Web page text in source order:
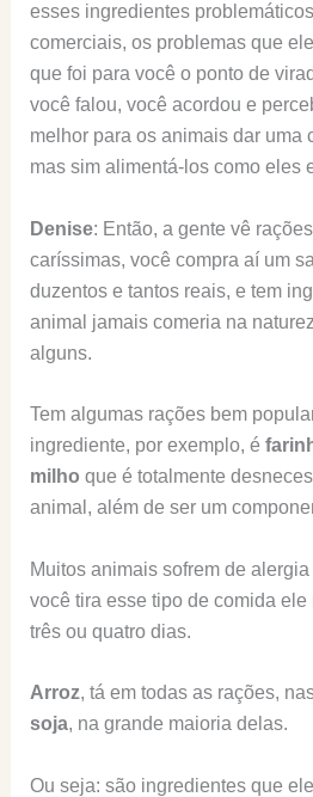
esses ingredientes
comerciais, os problemas que
que foi para você o ponto de
você falou, você acordou e
melhor para os animais dar uma
mas sim alimentá-los como eles
Denise: Então, a gente vê
caríssimas, você compra aí um
duzentos e tantos reais, e tem
animal jamais comeria na
alguns.
Tem algumas rações bem
ingrediente, por exemplo, é
milho que é totalmente
animal, além de ser um
Muitos animais sofrem de
você tira esse tipo de comida ele
três ou quatro dias.
Arroz, tá em todas as rações,
soja, na grande maioria delas.
Ou seja: são ingredientes que